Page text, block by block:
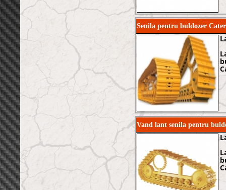
Senila pentru buldozer
Vand lant senila pentru